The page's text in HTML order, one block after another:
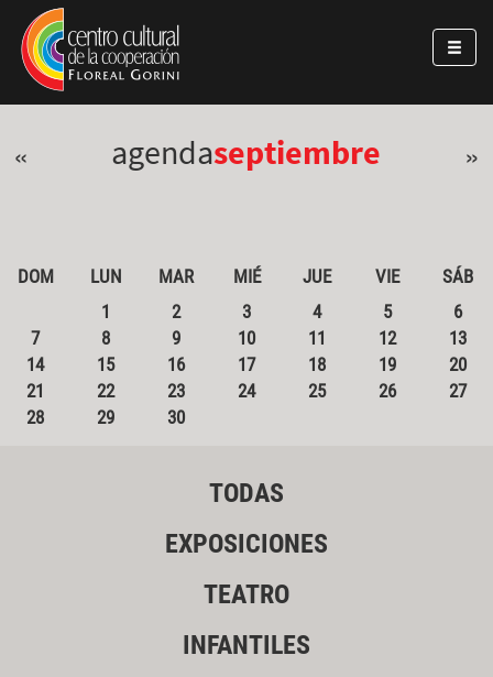
Pasar al contenido principal
Jump to main content
« agendaseptiembre »
DOM LUN MAR MIÉ JUE VIE
SÁB
1
2 3 4 5
6
7
8 9 10 11 12
13
14
15 16 17 18 19
20
21
22 23 24 25 26
27
28
29 30
TODAS
EXPOSICIONES
TEATRO
INFANTILES